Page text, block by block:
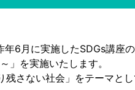
6月に実施したSDGs講座
」を実施いたします。
残さない社会」をテーマと